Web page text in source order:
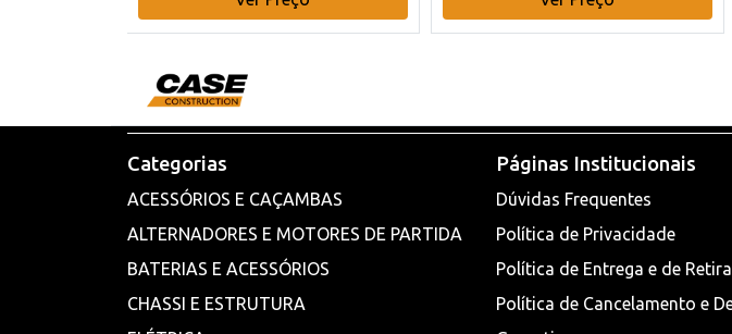
Categorias
ACESSÓRIOS E CAÇAMBAS
ALTERNADORES E MOTORES DE PARTIDA
BATERIAS E ACESSÓRIOS
CHASSI E ESTRUTURA
Páginas Institucionais
Dúvidas Frequentes
Política de Privacidade
Política de Entrega e de
Política de Cancelamento e